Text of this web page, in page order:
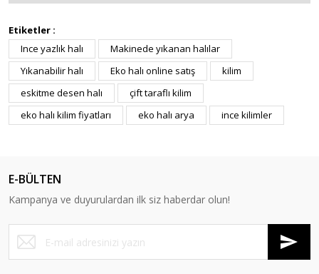
Etiketler :
Ince yazlık halı
Makinede yıkanan halılar
Yıkanabilir halı
Eko halı online satış
kilim
eskitme desen halı
çift taraflı kilim
eko halı kilim fiyatları
eko halı arya ince kilimler
E-BÜLTEN
Kampanya ve duyurulardan ilk siz haberdar olun!